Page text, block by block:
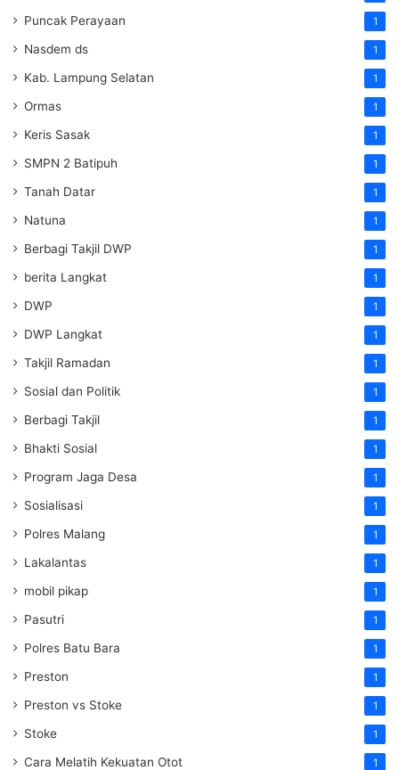
Puncak Perayaan 1
Nasdem ds 1
Kab. Lampung Selatan 1
Ormas 1
Keris Sasak 1
SMPN 2 Batipuh 1
Tanah Datar 1
Natuna 1
Berbagi Takjil DWP 1
berita Langkat 1
DWP 1
DWP Langkat 1
Takjil Ramadan 1
Sosial dan Politik 1
Berbagi Takjil 1
Bhakti Sosial 1
Program Jaga Desa 1
Sosialisasi 1
Polres Malang 1
Lakalantas 1
mobil pikap 1
Pasutri 1
Polres Batu Bara 1
Preston 1
Preston vs Stoke 1
Stoke 1
Cara Melatih Kekuatan Otot 1